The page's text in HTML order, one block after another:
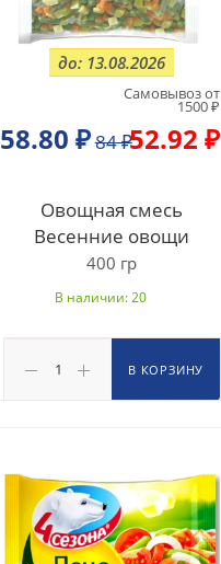
58.80 ₽84₽
Самовывоз от
1500 ₽
52.92 ₽
Овощная смесь
Весенние овощи
до: 13.08.2026
400 гр
В наличии: 20
В КОРЗИНУ